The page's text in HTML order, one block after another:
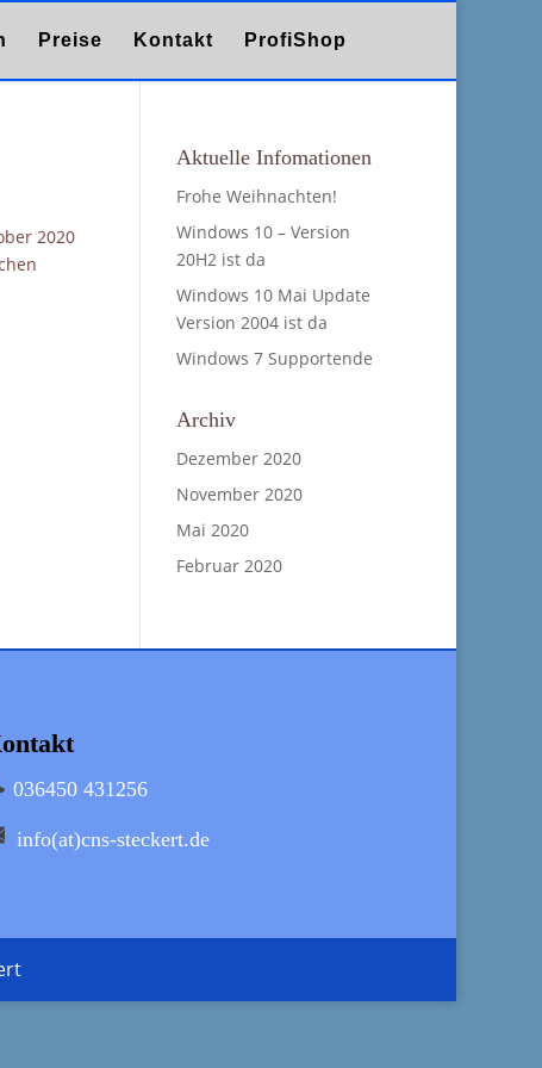
Preise Kontakt ProfiShop
2020
Aktuelle Infomationen
Frohe Weihnachten!
Windows 10 – Version
20H2 ist da
Windows 10 Mai Update
Version 2004 ist da
Windows 7 Supportende
Archiv
Dezember 2020
November 2020
Mai 2020
Februar 2020
036450 431256
info(at)cns-steckert.de